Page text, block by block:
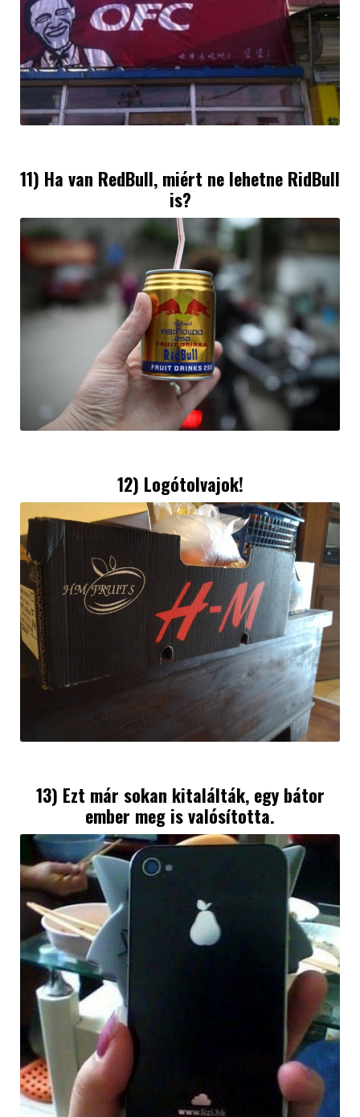
11) Ha van RedBull, miért ne lehetne RidBull
is?
12) Logótolvajok!
13) Ezt már sokan kitalálták, egy bátor
ember meg is valósította.